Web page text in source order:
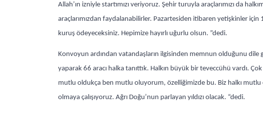
Allah’ın izniyle startımızı veriyoruz. Şehir turuyla araçlarımızı da
araçlarımızdan faydalanabilirler. Pazartesiden itibaren yetişkinler
kuruş ödeyeceksiniz. Hepimize hayırlı uğurlu olsun. ”dedi.
Konvoyun ardından vatandaşların ilgisinden memnun olduğunu dile
yaparak 66 aracı halka tanıttık. Halkın büyük bir teveccühü vardı.
mutlu oldukça ben mutlu oluyorum, özelliğimizde bu. Biz halkı mutlu
olmaya çalışıyoruz. Ağrı Doğu’nun parlayan yıldızı olacak. “dedi.